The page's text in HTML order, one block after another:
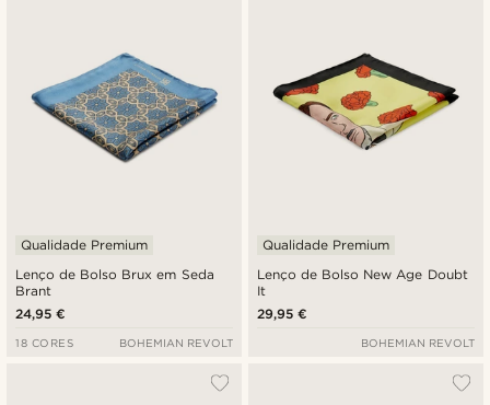
Lenço de Bolso Brux em Seda
Brant
Qualidade Premium
24,95 €
18 CORES BOHEMIAN REVOLT
Lenço de Bolso New Age Doubt
It
Qualidade Premium
29,95 €
BOHEMIAN REVOLT